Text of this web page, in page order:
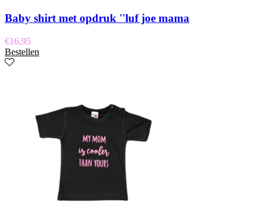
Baby shirt met opdruk ''luf joe mama
€16,95
Bestellen